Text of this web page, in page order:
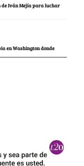
Iván Mejía para luchar
en Washington donde